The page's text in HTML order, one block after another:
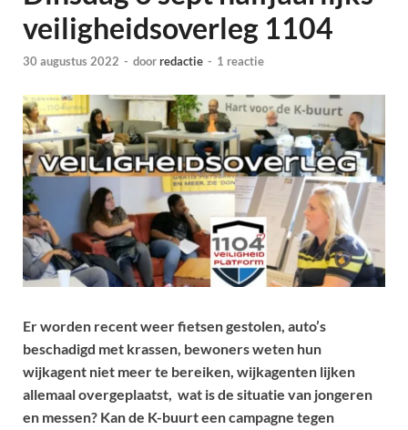
veiligheidsoverleg 1104
30 augustus 2022 - doorredactie - 1 reactie
Er worden recent weer fietsen gestolen, auto’s
beschadigd met krassen, bewoners weten hun
wijkagent niet meer te bereiken, wijkagenten lijken
allemaal overgeplaatst, wat is de situatie van jongeren
en messen? Kan de K-buurt een campagne tegen